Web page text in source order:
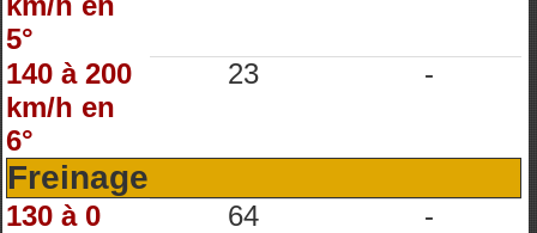
5°
140 à 200
km/h en
6°
23 -
Freinage
130 à 0 64 -